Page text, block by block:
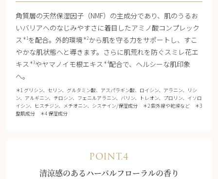
角質層の天然保湿因子（NMF）の主成分であり、肌のうるお
いバリアへのなじみやすさに着目したアミノ酸コンプレック
ス ＊1を配合。外的環境＊2から肌を守る力をサポートし、すこ
やかな肌状態へと導きます。さらに肌荒れを防ぐスミレ花エ
キス ＊3やヤマノイモ根エキス ＊4配合で、ヘルシーな肌印象
へ。
＊1 グリシン、セリン、グルタミン酸、アスパラギン酸、ロイシン、アラニン、リシ
ン、アルギニン、チロシン、フェニルアラニン、バリン、トレオン、プロリン、イソロ
イシン、ヒスチジン、メチオニン、システイン/保湿成分 ＊2 紫外線や乾燥など ＊3
整肌成分 ＊4 保湿成分
POINT.4
清涼感のあるハーバルフローラルの香り